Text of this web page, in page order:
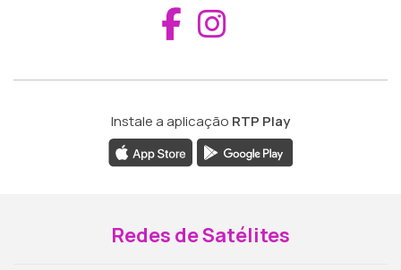
Aceder ao
Instale a aplicação RTP Play
Redes de Satélites